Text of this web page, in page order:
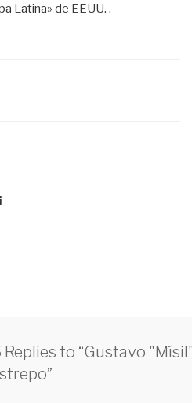
Latina» de EEUU. .
Replies to “Gustavo